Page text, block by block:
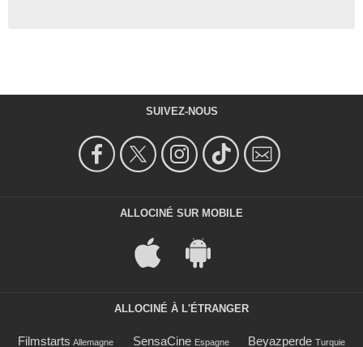
SUIVEZ-NOUS
ALLOCINÉ SUR MOBILE
ALLOCINÉ À L'ÉTRANGER
Filmstarts Allemagne SensaCine Espagne Beyazperde Turquie